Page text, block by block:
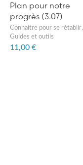
Plan pour notre
progrès (3.07)
Connaitre pour se rétablir,
Guides et outils
11,00 €